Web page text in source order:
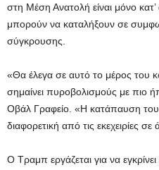
στη Μέση Ανατολή είναι μόνο
μπορούν να καταλήξουν σε
σύγκρουσης.
«Θα έλεγα σε αυτό το μέρος του
σημαίνει πυροβολισμούς με πιο
Οβάλ Γραφείο. «Η κατάπαυση του
διαφορετική από τις εκεχειρίες
Ο Τραμπ εργάζεται για να